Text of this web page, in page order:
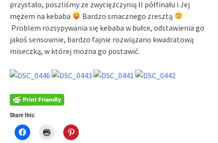
przystało, poszliśmy ze zwyciężczynią II półfinału i Jej
mężem na kebaba
Bardzo smacznego zresztą
Problem rozsypywania się kebaba w bułce, odstawienia go
jakoś sensownie, bardzo fajnie rozwiązano kwadratową
miseczką, w której można go postawić.
Share this:
Click
to
Click Click
to